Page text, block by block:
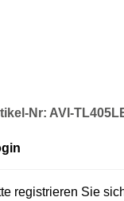
Nr: AVI-
registrieren Sie